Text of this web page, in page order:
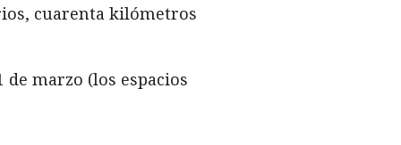
cuarenta kilómetros
marzo (los espacios